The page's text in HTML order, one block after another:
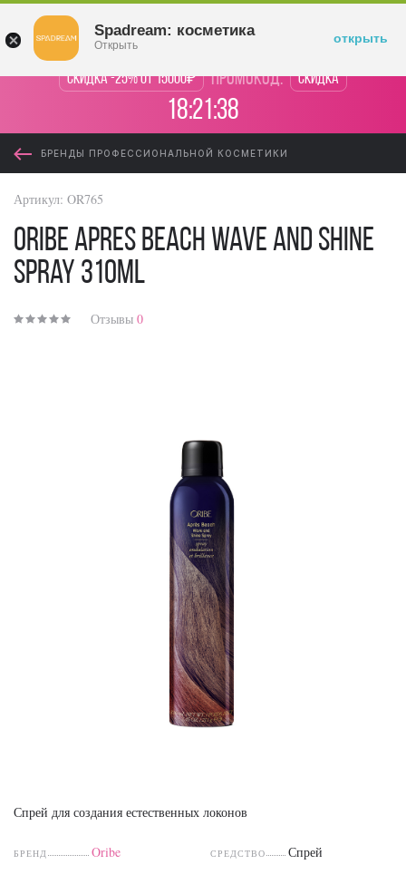
Скидка -25% от 15000₽ промокод: Скидка
18:21:38
БРЕНДЫ ПРОФЕССИОНАЛЬНОЙ КОСМЕТИКИ
Артикул: OR765
Oribe Apres Beach Wave and Shine
Spray 310ml
Отзывы 0
Спрей для создания естественных локонов
БРЕНД Oribe СРЕДСТВО Спрей
Spadream: косметика
Открыть открыть